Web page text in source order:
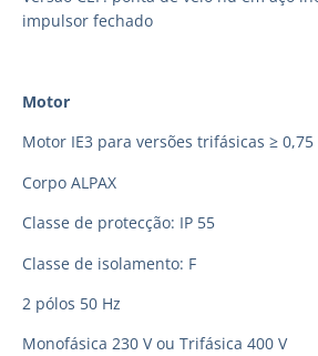
impulsor fechado
Motor
Motor IE3 para versões trifásicas ≥ 0,75
Corpo ALPAX
Classe de protecção: IP 55
Classe de isolamento: F
2 pólos 50 Hz
Monofásica 230 V ou Trifásica 400 V